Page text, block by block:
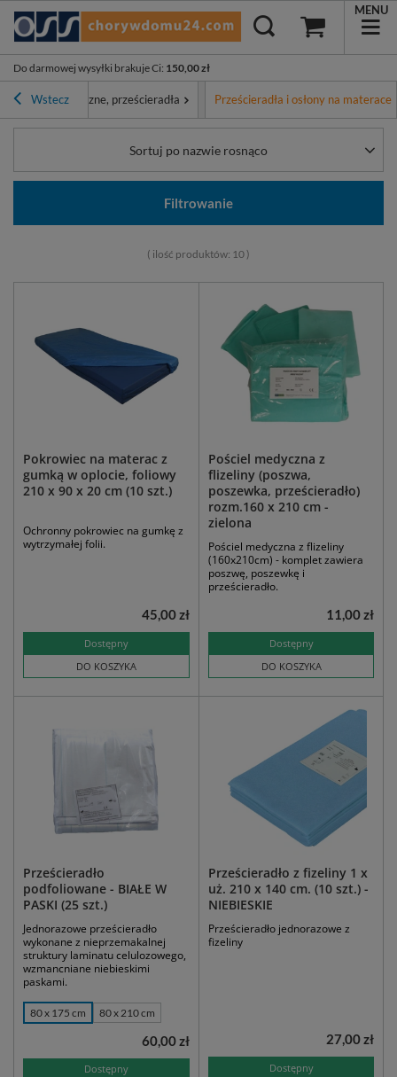
Do darmowej wysyłki brakuje Ci: 150,00 zł
MENU
Wstecz
Podkłady medyczne, prześcieradła Prześcieradła i osłony na materace
Sortuj po nazwie rosnąco
Filtrowanie
( ilość produktów: 10)
Pokrowiec na materac z
gumką w oplocie, foliowy
210 x 90 x 20 cm (10 szt.)
Ochronny pokrowiec na gumkę z
wytrzymałej folii.
Dostępny
DO KOSZYKA
45,00 zł
Pościel medyczna z
flizeliny (poszwa,
poszewka, prześcieradło)
rozm.160 x 210 cm -
zielona
Pościel medyczna z flizeliny
(160x210cm) - komplet zawiera
poszwę, poszewkę i
prześcieradło.
Dostępny
DO KOSZYKA
11,00 zł
Prześcieradło
podfoliowane - BIAŁE W
PASKI (25 szt.)
Jednorazowe prześcieradło
wykonane z nieprzemakalnej
struktury laminatu celulozowego,
wzmancniane niebieskimi
paskami.
80 x 175 cm 80 x 210 cm
Dostępny
60,00 zł
Prześcieradło z fizeliny 1 x
uż. 210 x 140 cm. (10 szt.) -
NIEBIESKIE
Prześcieradło jednorazowe z
fizeliny
Dostępny
27,00 zł